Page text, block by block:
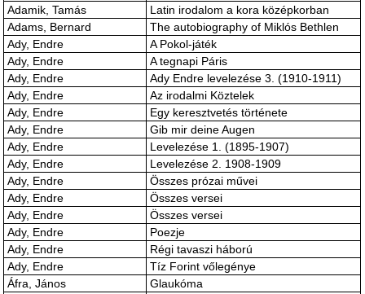
Adamik, Tamás
Latin irodalom a kora középkorban
Adams, Bernard
The autobiography of Miklós Bethlen
Ady, Endre
A Pokol-játék
Ady, Endre
A tegnapi Páris
Ady, Endre
Ady Endre levelezése 3. (1910-1911)
Ady, Endre
Az irodalmi Köztelek
Ady, Endre
Egy keresztvetés története
Ady, Endre
Gib mir deine Augen
Ady, Endre
Levelezése 1. (1895-1907)
Ady, Endre
Levelezése 2. 1908-1909
Ady, Endre
Összes prózai művei
Ady, Endre
Összes versei
Ady, Endre
Összes versei
Ady, Endre
Poezje
Ady, Endre
Régi tavaszi háború
Ady, Endre
Tíz Forint vőlegénye
Áfra, János
Glaukóma